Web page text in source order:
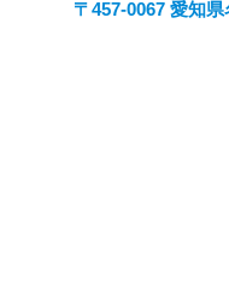
〒457-0067 愛知